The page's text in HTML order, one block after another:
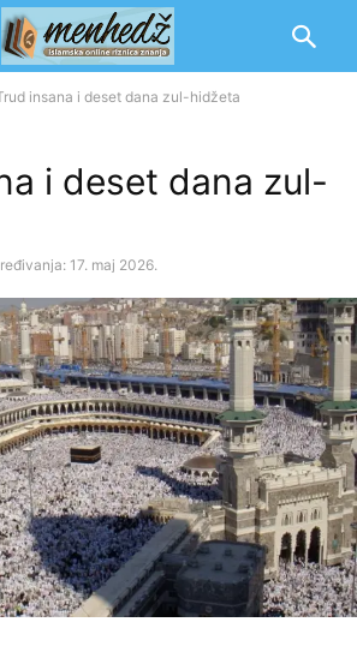
insana i deset dana zul-hidžeta
i deset dana zul-
17. maj 2026.